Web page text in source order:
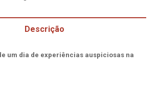
Descrição
um dia de experiências auspiciosas na